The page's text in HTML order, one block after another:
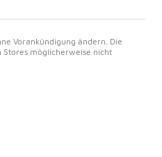
Vorankündigung ändern. Die
Stores möglicherweise nicht